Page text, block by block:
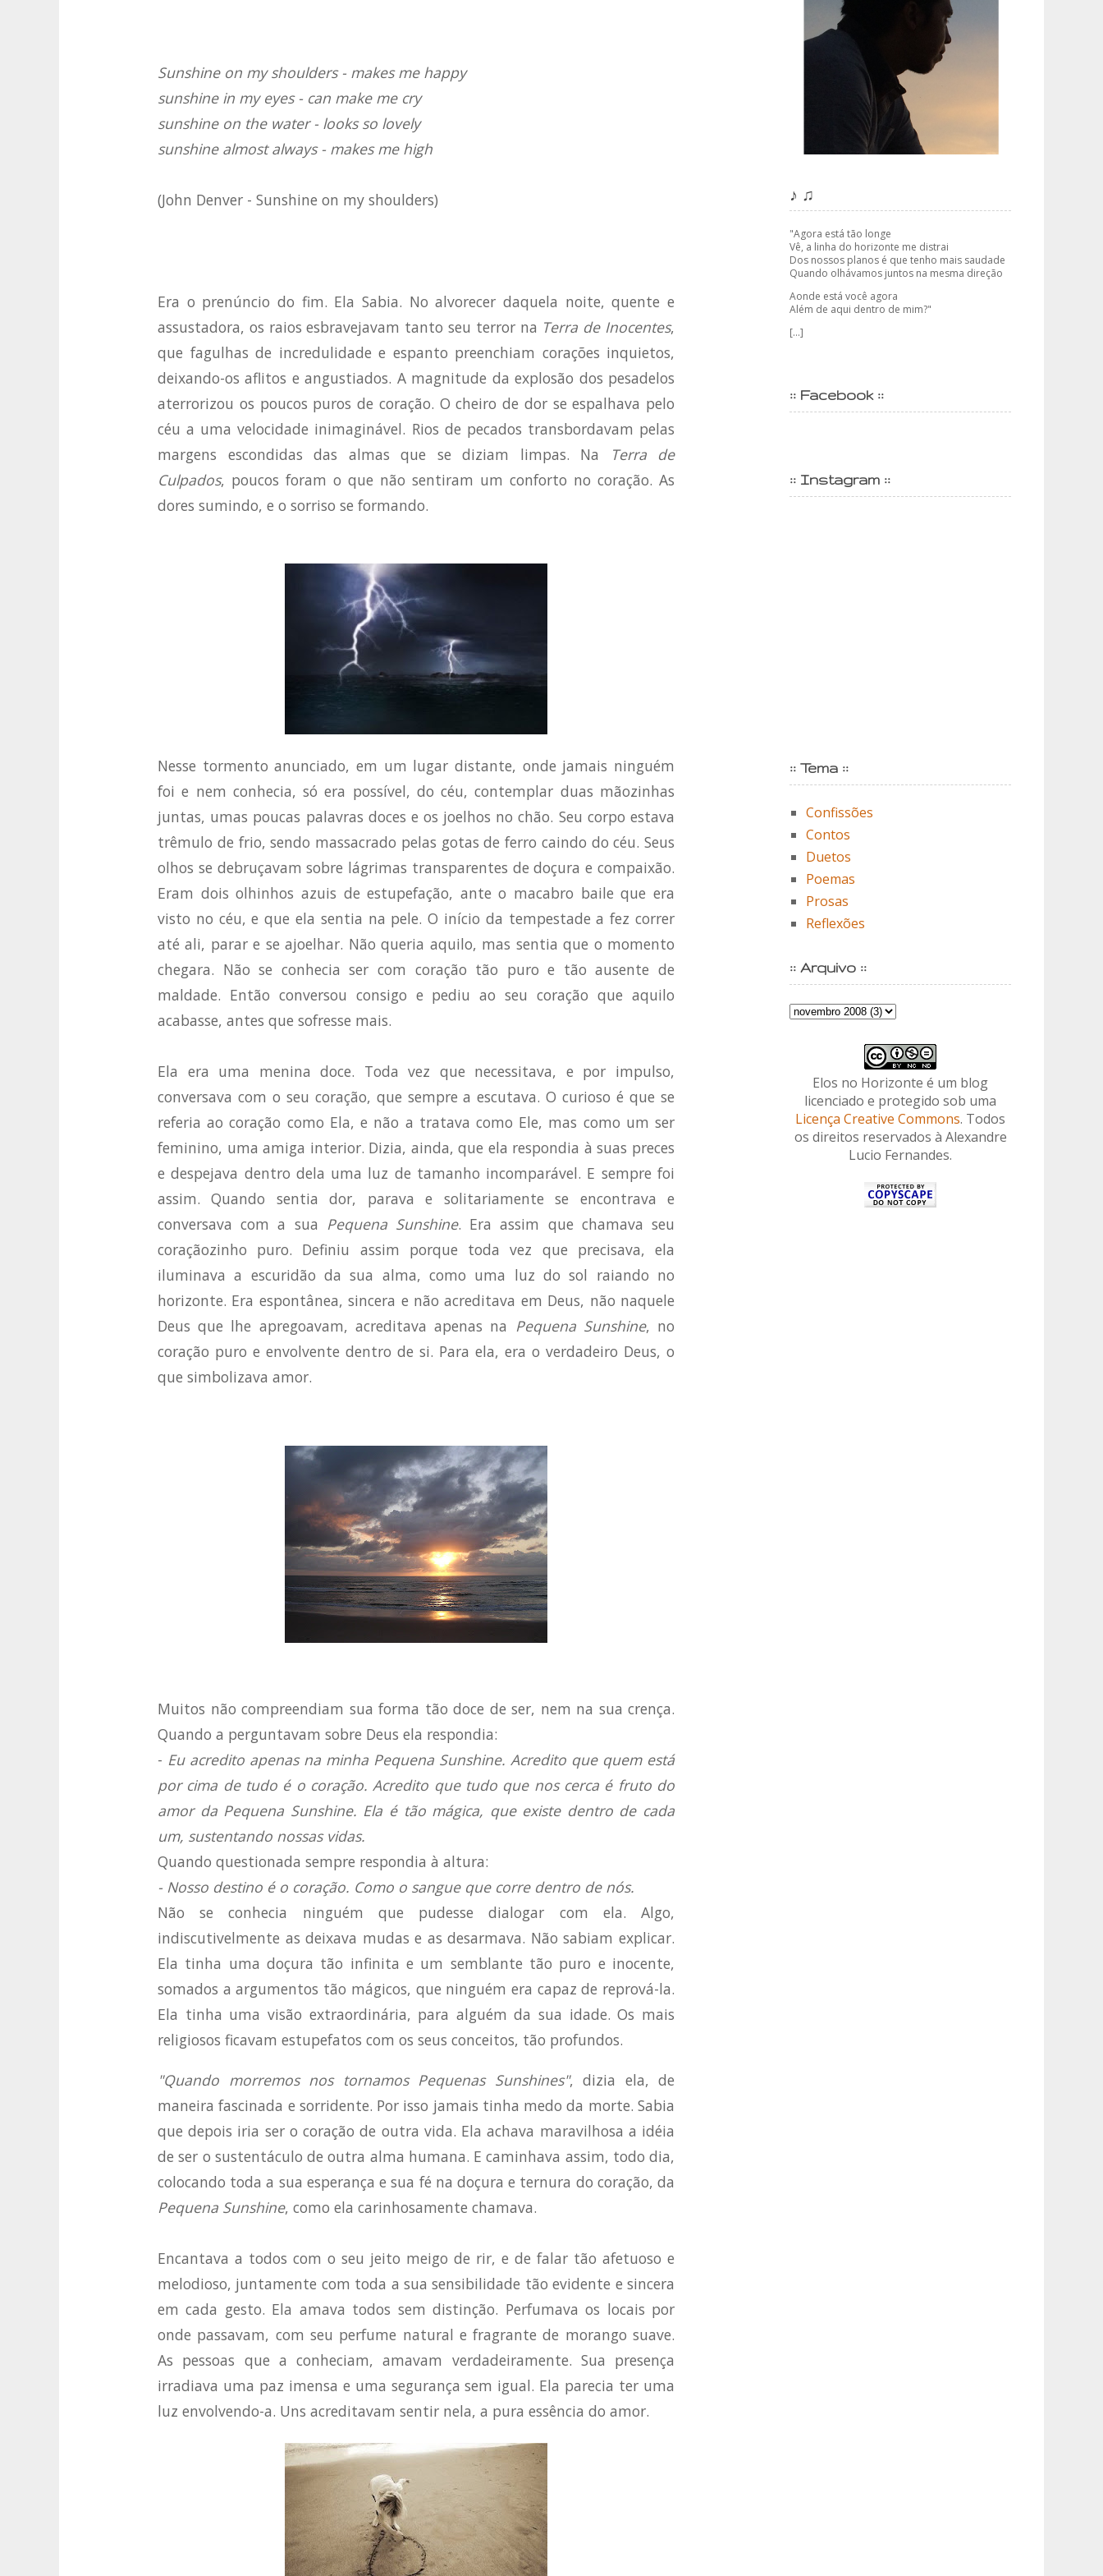
Sunshine on my shoulders - makes me happy
sunshine in my eyes - can make me cry
sunshine on the water - looks so lovely
sunshine almost always - makes me high
(John Denver - Sunshine on my shoulders)
Era o prenúncio do fim. Ela Sabia. No alvorecer daquela noite, quente e
assustadora, os raios esbravejavam tanto seu terror na Terra de Inocentes,
que fagulhas de incredulidade e espanto preenchiam corações inquietos,
deixando-os aflitos e angustiados. A magnitude da explosão dos pesadelos
aterrorizou os poucos puros de coração. O cheiro de dor se espalhava pelo
céu a uma velocidade inimaginável. Rios de pecados transbordavam pelas
margens escondidas das almas que se diziam limpas. Na
Terra de
Culpados, poucos foram o que não sentiram um conforto no coração. As
dores sumindo, e o sorriso se formando.
Nesse tormento anunciado, em um lugar distante, onde jamais ninguém
foi e nem conhecia, só era possível, do céu, contemplar duas mãozinhas
juntas, umas poucas palavras doces e os joelhos no chão. Seu corpo estava
trêmulo de frio, sendo massacrado pelas gotas de ferro caindo do céu. Seus
olhos se debruçavam sobre lágrimas transparentes de doçura e compaixão.
Eram dois olhinhos azuis de estupefação, ante o macabro baile que era
visto no céu, e que ela sentia na pele. O início da tempestade a fez correr
até ali, parar e se ajoelhar. Não queria aquilo, mas sentia que o momento
chegara. Não se conhecia ser com coração tão puro e tão ausente de
maldade. Então conversou consigo e pediu ao seu coração que aquilo
acabasse, antes que sofresse mais.
Ela era uma menina doce. Toda vez que necessitava, e por impulso,
conversava com o seu coração, que sempre a escutava. O curioso é que se
referia ao coração como Ela, e não a tratava como Ele, mas como um ser
feminino, uma amiga interior. Dizia, ainda, que ela respondia à suas preces
e despejava dentro dela uma luz de tamanho incomparável. E sempre foi
assim. Quando sentia dor, parava e solitariamente se encontrava e
conversava com a sua Pequena Sunshine. Era assim que chamava seu
coraçãozinho puro. Definiu assim porque toda vez que precisava, ela
iluminava a escuridão da sua alma, como uma luz do sol raiando no
horizonte. Era espontânea, sincera e não acreditava em Deus, não naquele
Deus que lhe apregoavam, acreditava apenas na Pequena Sunshine, no
coração puro e envolvente dentro de si. Para ela, era o verdadeiro Deus, o
que simbolizava amor.
Muitos não compreendiam sua forma tão doce de ser, nem na sua crença.
Quando a perguntavam sobre Deus ela respondia:
- Eu acredito apenas na minha Pequena Sunshine. Acredito que quem está
por cima de tudo é o coração. Acredito que tudo que nos cerca é fruto do
amor da Pequena Sunshine. Ela é tão mágica, que existe dentro de cada
um, sustentando nossas vidas.
Quando questionada sempre respondia à altura:
- Nosso destino é o coração. Como o sangue que corre dentro de nós.
Não se conhecia ninguém que pudesse dialogar com ela. Algo,
indiscutivelmente as deixava mudas e as desarmava. Não sabiam explicar.
Ela tinha uma doçura tão infinita e um semblante tão puro e inocente,
somados a argumentos tão mágicos, que ninguém era capaz de reprová-la.
Ela tinha uma visão extraordinária, para alguém da sua idade. Os mais
religiosos ficavam estupefatos com os seus conceitos, tão profundos.
"Quando morremos nos tornamos Pequenas Sunshines", dizia ela, de
maneira fascinada e sorridente. Por isso jamais tinha medo da morte. Sabia
que depois iria ser o coração de outra vida. Ela achava maravilhosa a idéia
de ser o sustentáculo de outra alma humana. E caminhava assim, todo dia,
colocando toda a sua esperança e sua fé na doçura e ternura do coração, da
Pequena Sunshine, como ela carinhosamente chamava.
Encantava a todos com o seu jeito meigo de rir, e de falar tão afetuoso e
melodioso, juntamente com toda a sua sensibilidade tão evidente e sincera
em cada gesto. Ela amava todos sem distinção. Perfumava os locais por
onde passavam, com seu perfume natural e fragrante de morango suave.
As pessoas que a conheciam, amavam verdadeiramente. Sua presença
irradiava uma paz imensa e uma segurança sem igual. Ela parecia ter uma
luz envolvendo-a. Uns acreditavam sentir nela, a pura essência do amor.
♪ ♫
"Agora está tão longe
Vê, a linha do horizonte me distrai
Dos nossos planos é que tenho mais saudade
Quando olhávamos juntos na mesma direção
Aonde está você agora
Além de aqui dentro de mim?"
[...]
:: Facebook ::
:: Instagram ::
:: Tema ::
Confissões
Contos
Duetos
Poemas
Prosas
Reflexões
:: Arquivo ::
Elos no Horizonte é um blog
licenciado e protegido sob uma
Licença Creative Commons. Todos
os direitos reservados à Alexandre
Lucio Fernandes.